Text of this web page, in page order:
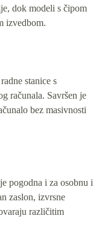
dok modeli s čipom
izvedbom.
stanice s
računala. Savršen je
bez masivnosti
pogodna i za osobnu i
zaslon, izvrsne
različitim